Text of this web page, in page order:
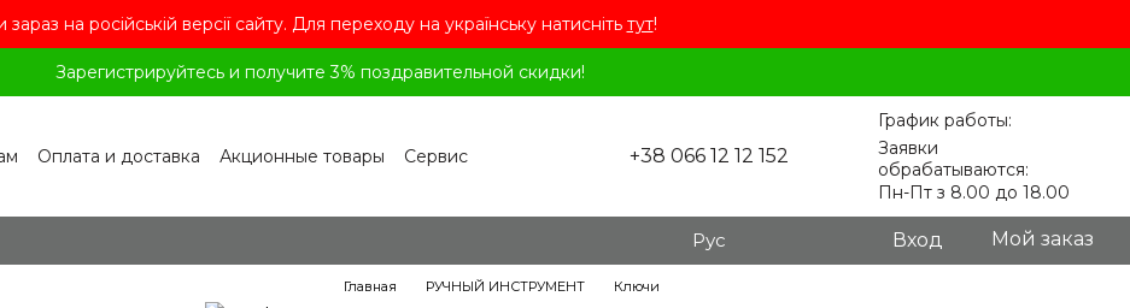
зараз на російській версії сайту. Для переходу на українську натисніть тут!
Зарегистрируйтесь и получите 3% поздравительной скидки!
Оплата и доставка Акционные товары
Сервис
+38 066 12 12 152
График работы:
Заявки
обрабатываются:
Пн-Пт з 8.00 до 18.00
Рус Вход Мой заказ
Главная РУЧНЫЙ ИНСТРУМЕНТ Ключи